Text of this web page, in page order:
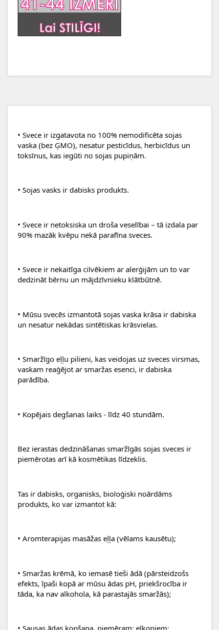
• Svece ir izgatavota no 100% nemodificēta sojas
vaska (bez ĢMO), nesatur pesticīdus, herbicīdus un
toksīnus, kas iegūti no sojas pupiņām.
• Sojas vasks ir dabisks produkts.
• Svece ir netoksiska un droša veselībai – tā izdala par
90% mazāk kvēpu nekā parafīna sveces.
• Svece ir nekaitīga cilvēkiem ar alerģijām un to var
dedzināt bērnu un mājdzīvnieku klātbūtnē.
• Mūsu svecēs izmantotā sojas vaska krāsa ir dabiska
un nesatur nekādas sintētiskas krāsvielas.
• Smaržīgo eļļu pilieni, kas veidojas uz sveces virsmas,
vaskam reaģējot ar smaržas esenci, ir dabiska
parādība.
• Kopējais degšanas laiks - līdz 40 stundām.
Bez ierastas dedzināšanas smaržīgās sojas sveces ir
piemērotas arī kā kosmētikas līdzeklis.
Tas ir dabisks, organisks, bioloģiski noārdāms
produkts, ko var izmantot kā:
• Aromterapijas masāžas eļļa (vēlams kausētu);
• Smaržas krēmā, ko iemasē tieši ādā (pārsteidzošs
efekts, īpaši kopā ar mūsu ādas pH, priekšrocība ir
tāda, ka nav alkohola, kā parastajās smaržās);